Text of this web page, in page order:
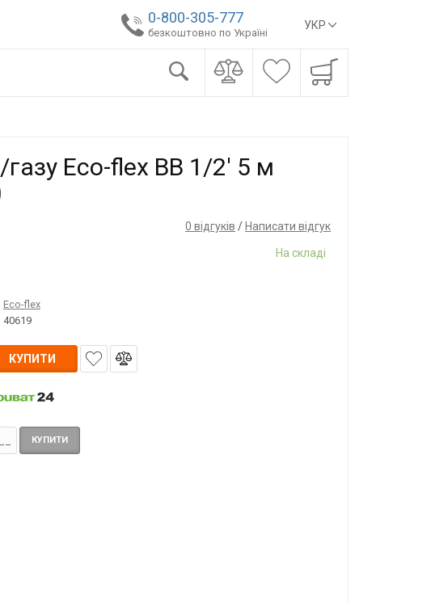
УКР
0-800-305-777
безкоштовно по Україні
Eco-flex ВВ 1/2' 5 м
0 відгуків / Написати відгук
На складі
Eco-flex
40619
КУПИТИ
КУПИТИ